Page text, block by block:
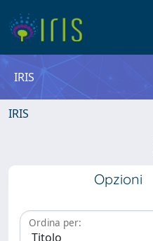
IRIS
IRIS
Opzioni
Ordina per: